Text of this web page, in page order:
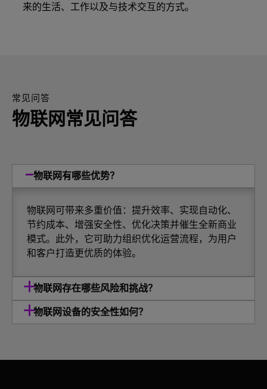
来的生活、工作以及与技术交互的方式。
常见问答
物联网常见问答
物联网有哪些优势？
物联网可带来多重价值：提升效率、实现自动化、
节约成本、增强安全性、优化决策并催生全新商业
模式。此外，它可助力组织优化运营流程，为用户
和客户打造更优质的体验。
物联网存在哪些风险和挑战？
物联网设备的安全性如何？